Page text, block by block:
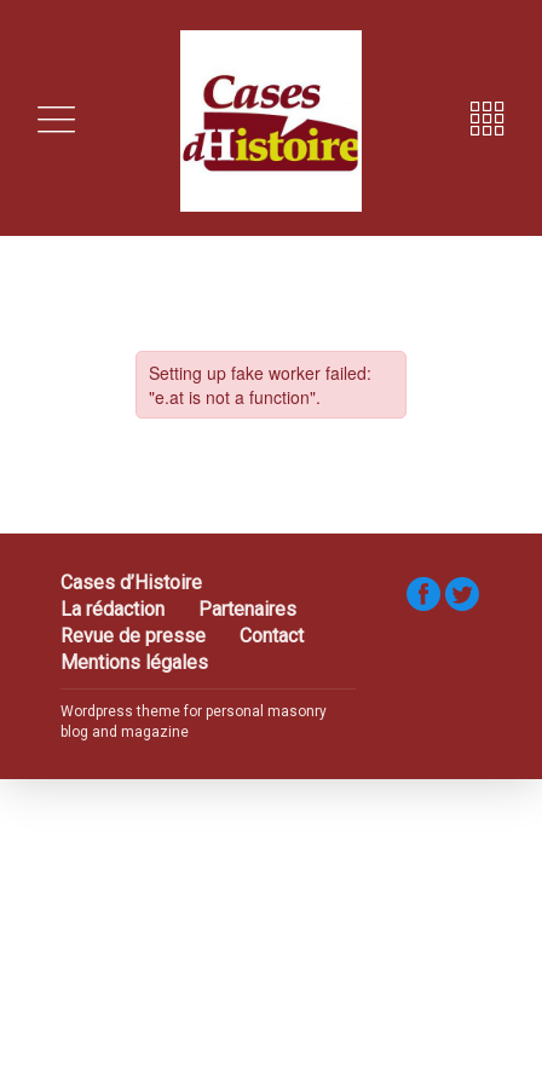
Cases d’Histoire
La rédaction
Partenaires
Revue de presse
Contact
Mentions légales
Wordpress theme for personal masonry
blog and magazine